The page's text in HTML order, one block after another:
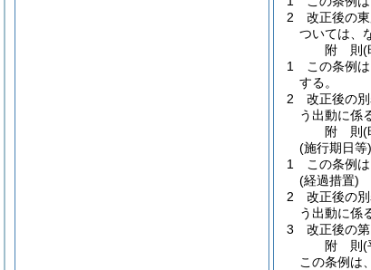
2
改正後の
ついては、
附 則(
1
この条例
する。
2
改正後の
う出動に係
附 則(
(施行期日等)
1
この条例
(経過措置)
2
改正後の
う出動に係
3
改正後の
附 則(
この条例は